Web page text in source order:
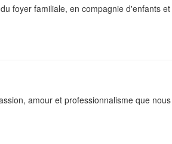
foyer familiale, en compagnie d'enfants
amour et professionnalisme que